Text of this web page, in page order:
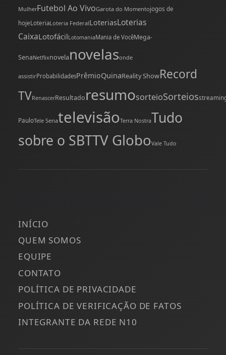
MulherFutebol Ao VivoGarota do Momentojogos de
hojeLoteriaLoteria FederalLoteriasLoterias
CaixaLotofácilLotomaniaMania de VocêMega-
SenaNetflixnovelanovelasonde
assistirProbabilidadesPrêmioQuinaReality ShowRecord
TVRenascerResultadoresumosorteioSorteios
PauloTele SenatelevisãoTerra NostraTudo
sobre o SBTTV GloboVale Tudo
INÍCIO
QUEM SOMOS
EQUIPE
CONTATO
POLÍTICA DE PRIVACIDADE
POLÍTICA DE VERIFICAÇÃO DE FATOS
INTEGRANTE DA REDE N10